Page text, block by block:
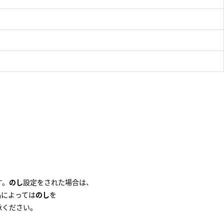
のし設定をされた場合は、
よってはのしを
ださい。